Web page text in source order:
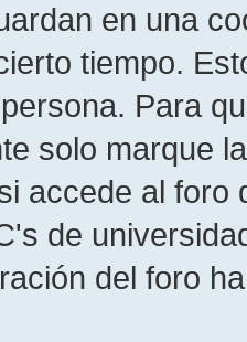
en una
tiempo.
Para
solo marque
accede al foro
de
del foro